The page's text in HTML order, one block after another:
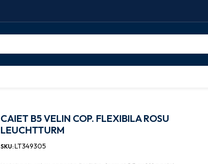
CAIET B5 VELIN COP. FLEXIBILA ROSU
LEUCHTTURM
SKU:LT349305